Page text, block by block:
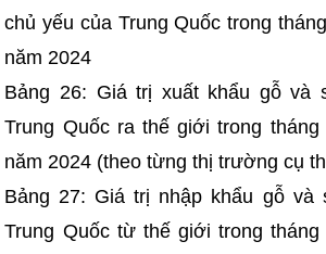
chủ yếu của Trung Quốc trong
năm 2024
Bảng 26: Giá trị xuất khẩu gỗ và
Trung Quốc ra thế giới trong
năm 2024 (theo từng thị trường cụ
Bảng 27: Giá trị nhập khẩu gỗ và
Trung Quốc từ thế giới trong